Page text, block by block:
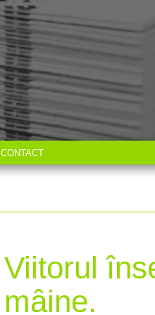
CONTACT
Viitorul
mâine.